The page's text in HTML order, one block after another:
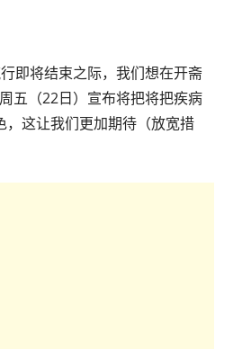
即将结束之际，我们想在开斋
五（22日）宣布将把将把疾病
，这让我们更加期待（放宽措